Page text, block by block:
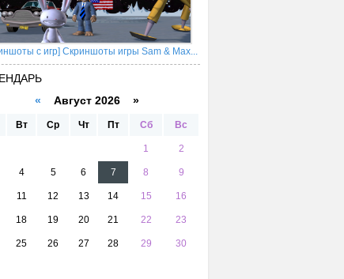
с игр] Скриншоты игры Sam & Max...
« Август 2026 »
Вт Ср Чт Пт Сб Вс
1 2
4 5 6 7 8 9
11 12 13 14 15 16
18 19 20 21 22 23
25 26 27 28 29 30